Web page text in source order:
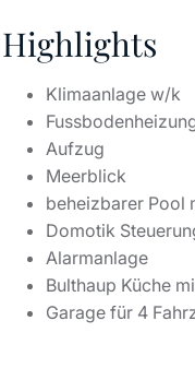
Highlights
Klimaanlage w/k
Aufzug
Meerblick
beheizbarer Pool
Domotik
Alarmanlage
Bulthaup Küche
Garage für 4